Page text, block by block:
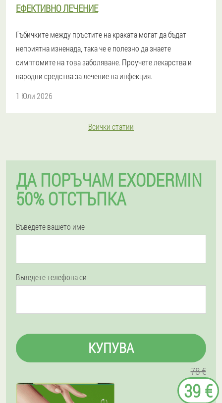
ЕФЕКТИВНО ЛЕЧЕНИЕ
Гъбичките между пръстите на краката могат да бъдат
неприятна изненада, така че е полезно да знаете
симптомите на това заболяване. Проучете лекарства и
народни средства за лечение на инфекция.
1 Юли 2026
Всички статии
ДА ПОРЪЧАМ EXODERMIN
50% ОТСТЪПКА
Въведете вашето име
Въведете телефона си
КУПУВА
78 €
39 €